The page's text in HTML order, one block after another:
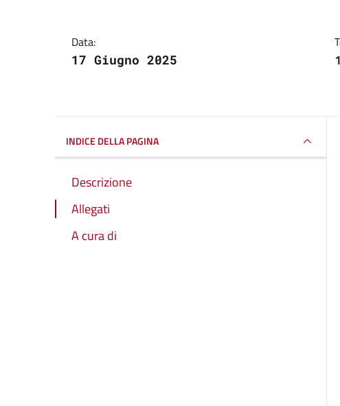
Data:
17 Giugno 2025
INDICE DELLA PAGINA
Descrizione
Allegati
A cura di